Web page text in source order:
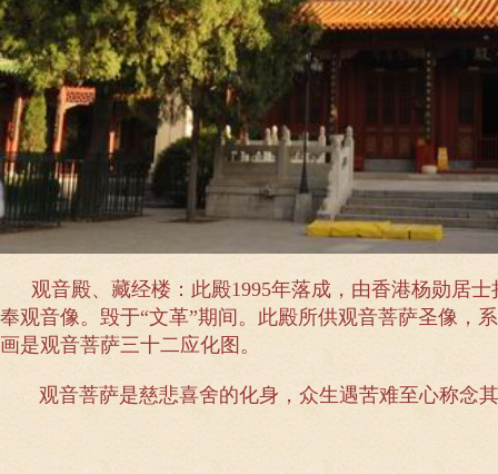
观音殿、藏经楼：此殿1995年落成，由香港杨勋居
奉观音像。毁于“文革”期间。此殿所供观音菩萨圣像，
画是观音菩萨三十二应化图。
观音菩萨是慈悲喜舍的化身，众生遇苦难至心称念